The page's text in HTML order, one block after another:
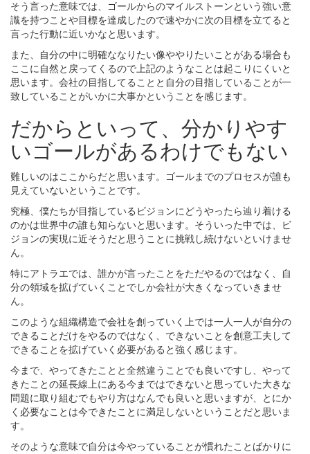
そう言った意味では、ゴールからのマイルストーンという強い意
識を持つことや目標を達成したので速やかに次の目標を立てると
言った行動に近いかなと思います。
また、自分の中に明確ななりたい像ややりたいことがある場合も
ここに自然と戻ってくるので上記のようなことは起こりにくいと
思います。会社の目指してることと自分の目指していることが一
致していることがいかに大事かということを感じます。
だからといって、分かりやす
いゴールがあるわけでもない
難しいのはここからだと思います。ゴールまでのプロセスが誰も
見えていないということです。
究極、僕たちが目指しているビジョンにどうやったら辿り着ける
のかは世界中の誰も知らないと思います。そういった中では、ビ
ジョンの実現に近そうだと思うことに挑戦し続けないといけませ
ん。
特にアトラエでは、誰かが言ったことをただやるのではなく、自
分の領域を拡げていくことでしか会社が大きくなっていきませ
ん。
このような組織構造で会社を創っていく上では一人一人が自分の
できることだけをやるのではなく、できないことを創意工夫して
できることを拡げていく必要があると強く感じます。
今まで、やってきたことと全然違うことでも良いですし、やって
きたことの延長線上にある今まではできないと思っていた大きな
問題に取り組むでもやり方はなんでも良いと思いますが、とにか
く必要なことは今できたことに満足しないということだと思いま
す。
そのような意味で自分は今やっていることが慣れたことばかりに